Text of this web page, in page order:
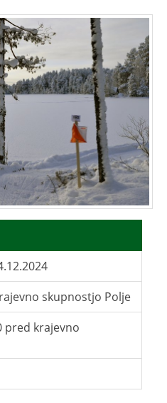
skupnostjo Polje
pred krajevno